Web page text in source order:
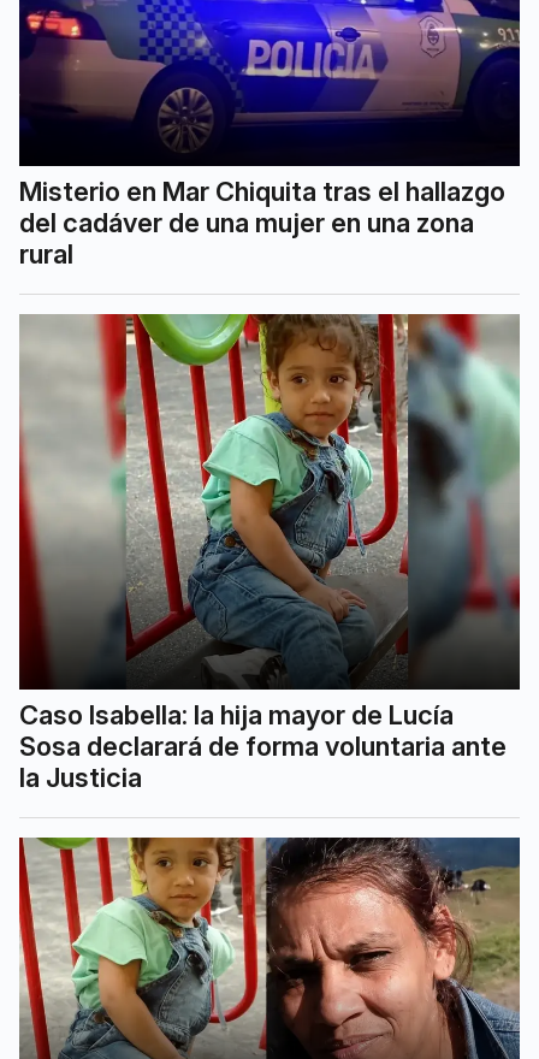
Misterio en Mar Chiquita tras el hallazgo
del cadáver de una mujer en una zona
rural
Caso Isabella: la hija mayor de Lucía
Sosa declarará de forma voluntaria ante
la Justicia